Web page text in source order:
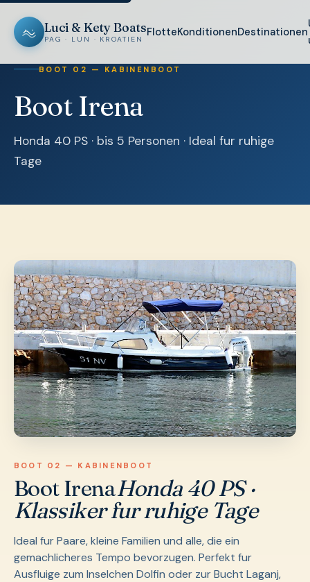
Luci & Kety Boats
PAG · LUN · KROATIEN
FlotteKonditionenDestinationen
BOOT 02 — KABINENBOOT
Boot Irena
Honda 40 PS · bis 5 Personen · Ideal fur ruhige
Tage
BOOT 02 — KABINENBOOT
Boot IrenaHonda 40 PS ·
Klassiker fur ruhige Tage
Ideal fur Paare, kleine Familien und alle, die ein
gemachlicheres Tempo bevorzugen. Perfekt fur
Ausfluige zum Inselchen Dolfin oder zur Bucht Laganj,